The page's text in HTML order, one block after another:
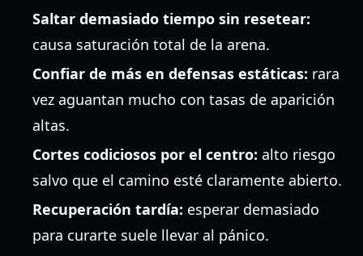
Saltar demasiado tiempo sin resetear:
causa saturación total de la arena.
Confiar de más en defensas estáticas: rara
vez aguantan mucho con tasas de aparición
altas.
Cortes codiciosos por el centro: alto riesgo
salvo que el camino esté claramente abierto.
Recuperación tardía: esperar demasiado
para curarte suele llevar al pánico.